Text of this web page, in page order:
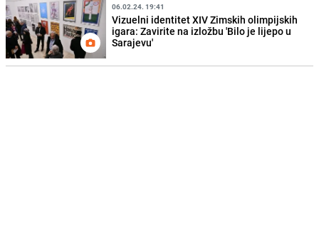
06.02.24. 19:41
Vizuelni identitet XIV Zimskih olimpijskih
igara: Zavirite na izložbu 'Bilo je lijepo u
Sarajevu'